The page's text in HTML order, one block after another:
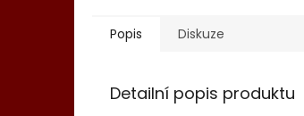
Popis Diskuze
Detailní popis produktu